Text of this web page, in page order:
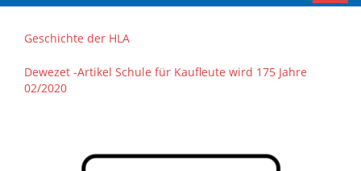
Geschichte der HLA
Dewezet -Artikel Schule für Kaufleute wird 175 Jahre
02/2020